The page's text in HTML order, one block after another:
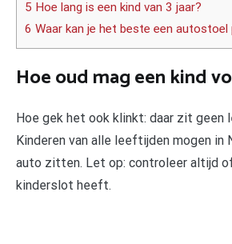
5 Hoe lang is een kind van 3 jaar?
6 Waar kan je het beste een autostoel
Hoe oud mag een kind
Hoe gek het ook klinkt: daar zit geen
Kinderen van alle leeftijden mogen in
auto zitten. Let op: controleer altijd
kinderslot heeft.